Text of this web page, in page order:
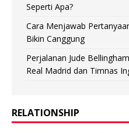
Seperti Apa?
Cara Menjawab
Bikin Canggung
Perjalanan Jude
Real Madrid dan Timnas
RELATIONSHIP